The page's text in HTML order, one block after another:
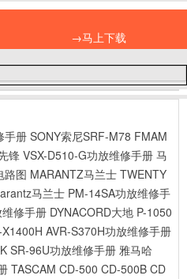
→马上下载
手册 SONY索尼SRF-M78 FMAM
锋 VSX-D510-G功放维修手册 马
路图 MARANTZ马兰士 TWENTY
马兰士 PM-14SA功放维修手
修手册 DYNACORD大地 P-1050
AVR-S370H功放维修手册
SR-96U功放维修手册 雅马哈
TASCAM CD-500 CD-500B CD